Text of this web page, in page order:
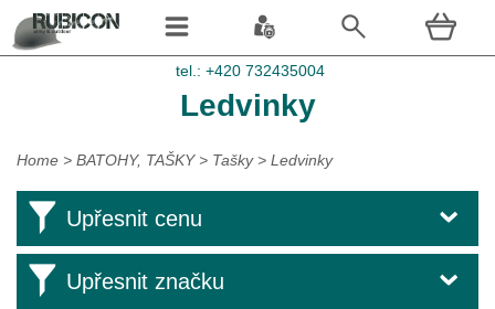
Ledvinky
Home > BATOHY, TAŠKY> Tašky> Ledvinky
Upřesnit cenu
Upřesnit značku
tel.: +420 732435004